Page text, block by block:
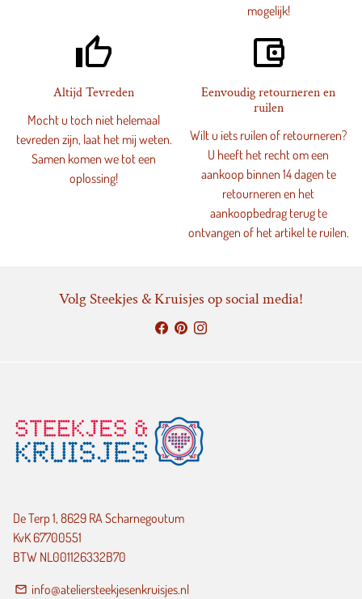
mogelijk!
thumb_up_alt
Altijd Tevreden
Mocht u toch niet helemaal
tevreden zijn, laat het mij weten.
Samen komen we tot een
oplossing!
account_balance_wallet
Eenvoudig retourneren en
ruilen
Wilt u iets ruilen of retourneren?
U heeft het recht om een
aankoop binnen 14 dagen te
retourneren en het
aankoopbedrag terug te
ontvangen of het artikel te ruilen.
Volg Steekjes & Kruisjes op social media!
De Terp 1, 8629 RA Scharnegoutum
KvK 67700551
BTW NL001126332B70
email info@ateliersteekjesenkruisjes.nl